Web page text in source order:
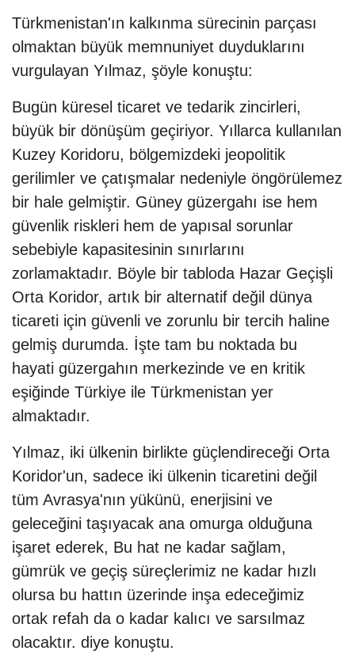
Türkmenistan'ın kalkınma sürecinin parçası
olmaktan büyük memnuniyet duyduklarını
vurgulayan Yılmaz, şöyle konuştu:
Bugün küresel ticaret ve tedarik zincirleri,
büyük bir dönüşüm geçiriyor. Yıllarca kullanılan
Kuzey Koridoru, bölgemizdeki jeopolitik
gerilimler ve çatışmalar nedeniyle öngörülemez
bir hale gelmiştir. Güney güzergahı ise hem
güvenlik riskleri hem de yapısal sorunlar
sebebiyle kapasitesinin sınırlarını
zorlamaktadır. Böyle bir tabloda Hazar Geçişli
Orta Koridor, artık bir alternatif değil dünya
ticareti için güvenli ve zorunlu bir tercih haline
gelmiş durumda. İşte tam bu noktada bu
hayati güzergahın merkezinde ve en kritik
eşiğinde Türkiye ile Türkmenistan yer
almaktadır.
Yılmaz, iki ülkenin birlikte güçlendireceği Orta
Koridor'un, sadece iki ülkenin ticaretini değil
tüm Avrasya'nın yükünü, enerjisini ve
geleceğini taşıyacak ana omurga olduğuna
işaret ederek, Bu hat ne kadar sağlam,
gümrük ve geçiş süreçlerimiz ne kadar hızlı
olursa bu hattın üzerinde inşa edeceğimiz
ortak refah da o kadar kalıcı ve sarsılmaz
olacaktır. diye konuştu.